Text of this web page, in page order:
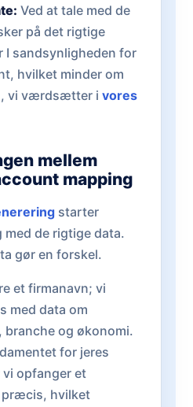
Ved at tale med de
på det rigtige
I sandsynligheden for
hvilket minder om
vi værdsætter i vores
mellem
mapping
starter
de rigtige data.
gør en forskel.
et firmanavn; vi
med data om
, branche og økonomi.
for jeres
opfanger et
præcis, hvilket